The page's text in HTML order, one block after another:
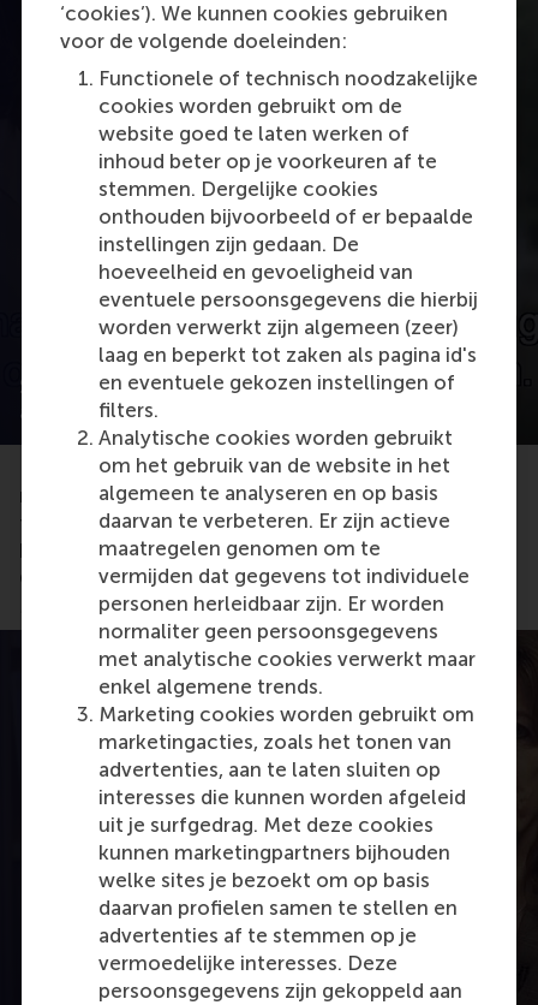
‘cookies’). We kunnen cookies gebruiken
voor de volgende doeleinden:
Functionele of technisch noodzakelijke
cookies worden gebruikt om de
website goed te laten werken of
inhoud beter op je voorkeuren af te
stemmen. Dergelijke cookies
onthouden bijvoorbeeld of er bepaalde
instellingen zijn gedaan. De
hoeveelheid en gevoeligheid van
eventuele persoonsgegevens die hierbij
worden verwerkt zijn algemeen (zeer)
laag en beperkt tot zaken als pagina id's
en eventuele gekozen instellingen of
filters.
Analytische cookies worden gebruikt
om het gebruik van de website in het
algemeen te analyseren en op basis
daarvan te verbeteren. Er zijn actieve
maatregelen genomen om te
vermijden dat gegevens tot individuele
personen herleidbaar zijn. Er worden
normaliter geen persoonsgegevens
met analytische cookies verwerkt maar
enkel algemene trends.
Marketing cookies worden gebruikt om
marketingacties, zoals het tonen van
advertenties, aan te laten sluiten op
interesses die kunnen worden afgeleid
uit je surfgedrag. Met deze cookies
kunnen marketingpartners bijhouden
welke sites je bezoekt om op basis
daarvan profielen samen te stellen en
advertenties af te stemmen op je
vermoedelijke interesses. Deze
persoonsgegevens zijn gekoppeld aan
SDG 16: Academic insights into peace, justice
and strong institutions
Open popup met video
Public-private partnerships in security can have
multi-stakeholder perspectives while maintaining
the need for institutions’ legitimacy, explained
by Prof. Gabriele Jacobs, co-director of the former
Centre of Excellence in Public Safety
Management at RSM.
Open popup met video